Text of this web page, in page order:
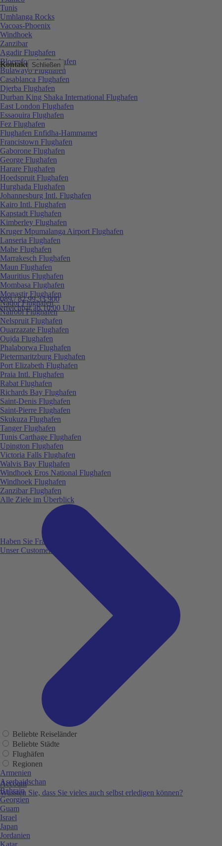
Kontakt Schließen
089 / 82 99 33 900
erreichbar ab 10:00 Uhr
Haben Sie Fragen?
Unser Customer Service ist für Sie da!
Account
Wussten Sie, dass Sie vieles auch selbst erledigen können?
Tunis
Umhlanga Rocks
Vacoas-Phoenix
Windhoek
Zanzibar
Agadir Flughafen
Bloemfontein Flughafen
Bulawayo Flughafen
Casablanca Flughafen
Djerba Flughafen
Durban King Shaka International Flughafen
East London Flughafen
Essaouira Flughafen
Fez Flughafen
Flughafen Enfidha-Hammamet
Francistown Flughafen
Gaborone Flughafen
George Flughafen
Harare Flughafen
Hoedspruit Flughafen
Hurghada Flughafen
Johannesburg Intl. Flughafen
Kairo Intl. Flughafen
Kapstadt Flughafen
Kimberley Flughafen
Kruger Mpumalanga Airport Flughafen
Lanseria Flughafen
Mahe Flughafen
Marrakesch Flughafen
Maun Flughafen
Mauritius Flughafen
Mombasa Flughafen
Monastir Flughafen
Nador Flughafen
Nairobi Flughafen
Nelspruit Flughafen
Ouarzazate Flughafen
Oujda Flughafen
Phalaborwa Flughafen
Pietermaritzburg Flughafen
Port Elizabeth Flughafen
Praia Intl. Flughafen
Rabat Flughafen
Richards Bay Flughafen
Saint-Denis Flughafen
Saint-Pierre Flughafen
Skukuza Flughafen
Tanger Flughafen
Tunis Carthage Flughafen
Upington Flughafen
Victoria Falls Flughafen
Walvis Bay Flughafen
Windhoek Eros National Flughafen
Windhoek Flughafen
Zanzibar Flughafen
Alle Ziele im Überblick
Beliebte Reiseländer
Beliebte Städte
Flughäfen
Regionen
Armenien
Aserbaidschan
Bahrain
Georgien
Guam
Israel
Japan
Jordanien
Katar